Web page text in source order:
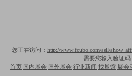
您正在访问： http://www.foubo.com/sell/show-
需要您输入验证码
首页 国内展会 国外展会 行业新闻 找展馆 展会